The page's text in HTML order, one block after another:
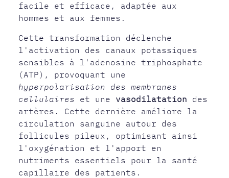
facile et efficace, adaptée aux
hommes et aux femmes.
Cette transformation déclenche
l'activation des canaux potassiques
sensibles à l'adenosine triphosphate
(ATP), provoquant une
hyperpolarisation des membranes
cellulaires et une vasodilatation des
artères. Cette dernière améliore la
circulation sanguine autour des
follicules pileux, optimisant ainsi
l'oxygénation et l'apport en
nutriments essentiels pour la santé
capillaire des patients.